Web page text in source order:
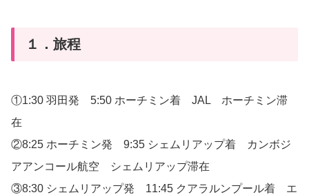
１．旅程
①1:30 羽田発 5:50 ホーチミン着 JAL ホーチミン滞
在
②8:25 ホーチミン発 9:35 シェムリアップ着 カンボジ
アアンコール航空 シェムリアップ滞在
③8:30 シェムリアップ発 11:45 クアラルンプール着 エ